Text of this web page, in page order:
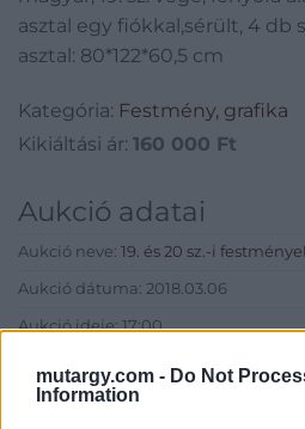
mutargy.com - Do Not
Information
asztal egy fiókkal,sérült, 4 db
asztal: 80*122*60,5 cm
Kategória: Festmény, grafika
Kikiáltási ár: 160 000 Ft
Aukció adatai
Aukció neve: 19. és 20 sz.-i
Aukció dátuma: 2018.03.06
Aukció ideje: 17:00
Tételszám: 303